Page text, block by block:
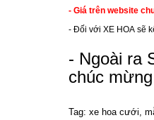
- Giá trên website
- Đối với XE HOA sẽ
- Ngoài ra
chúc mừng
Tag: xe hoa cưới,